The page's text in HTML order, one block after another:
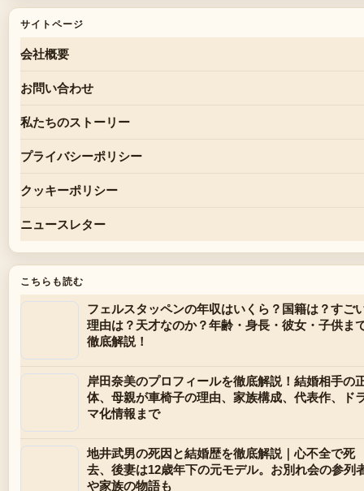
サイトページ
会社概要
お問い合わせ
私たちのストーリー
プライバシーポリシー
クッキーポリシー
ニュースレター
こちらも読む
フェルスタッペンの年収はいくら？国籍は？すご
理由は？天才なのか？年齢・身長・彼女・子供ま
徹底解説！
岸田奈美のプロフィールを徹底解説！結婚相手の
体、母親が車椅子の理由、家族構成、代表作、ド
マ化情報まで
地井武男の死因と結婚歴を徹底解説｜心不全で死
去、後妻は12歳年下の元モデル。お別れ会の参列
や家族の物語も